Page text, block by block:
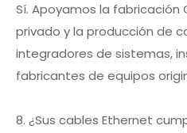
Sí. Apoyamos la fabricación
privado y la producción de
integradores de sistemas,
fabricantes de equipos
8. ¿Sus cables Ethernet